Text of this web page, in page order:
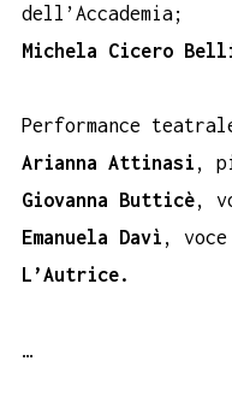
dell’Accademia;
Michela Cicero
Performance
Arianna Attinasi ,
Giovanna Butticè,
Emanuela Davì ,
L’Autrice.
…